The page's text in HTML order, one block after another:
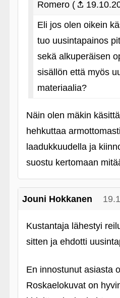
Romero (
Eli jos olen oikein
tuo uusintapainos
sekä alkuperäisen
sisällön että myös
materiaalia?
Näin olen mäkin
hehkuttaa
laadukkuudella ja
suostu kertomaan
Jouni Hokkanen
Kustantaja lähestyi
sitten ja ehdotti
En innostunut asiasta
Roskaelokuvat on